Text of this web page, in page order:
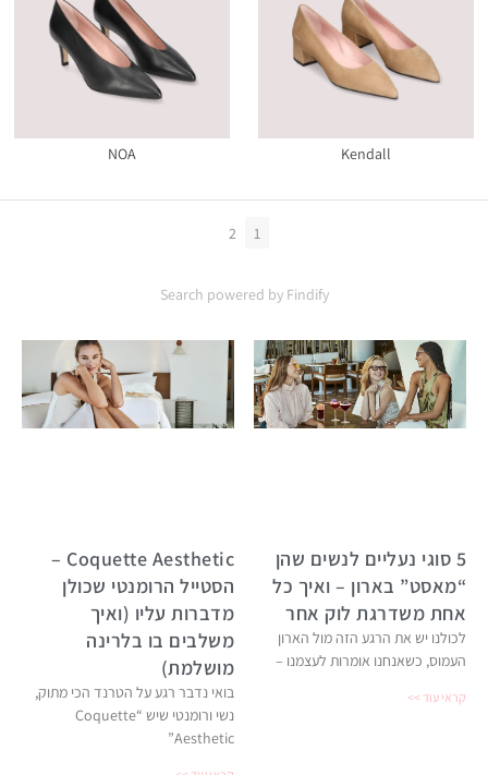
Kendall
NOA
1
2
Search powered by Findify
5 סוגי נעליים לנשים שהן
“מאסט” בארון – ואיך כל
אחת משדרגת לוק אחר
לכולנו יש את הרגע הזה מול הארון
העמוס, כשאנחנו אומרות לעצמנו –
קראי עוד >>
Coquette Aesthetic –
הסטייל הרומנטי שכולן
מדברות עליו (ואיך
משלבים בו בלרינה
מושלמת)
בואי נדבר רגע על הטרנד הכי מתוק,
נשי ורומנטי שיש “Coquette
Aesthetic”